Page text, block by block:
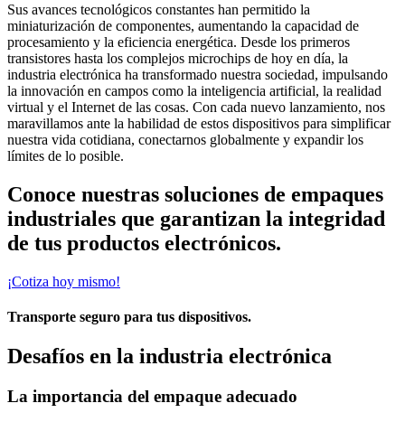
Sus avances tecnológicos constantes han permitido la
miniaturización de componentes, aumentando la capacidad de
procesamiento y la eficiencia energética. Desde los primeros
transistores hasta los complejos microchips de hoy en día, la
industria electrónica ha transformado nuestra sociedad, impulsando
la innovación en campos como la inteligencia artificial, la realidad
virtual y el Internet de las cosas. Con cada nuevo lanzamiento, nos
maravillamos ante la habilidad de estos dispositivos para simplificar
nuestra vida cotidiana, conectarnos globalmente y expandir los
límites de lo posible.
Conoce nuestras soluciones de empaques
industriales que garantizan la integridad
de tus productos electrónicos.
¡Cotiza hoy mismo!
Transporte seguro para tus dispositivos.
Desafíos en la industria electrónica
La importancia del empaque adecuado